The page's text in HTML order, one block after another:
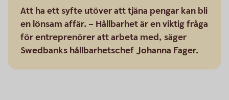
Att ha ett syfte utöver att tjäna pengar kan bli
en lönsam affär. – Hållbarhet är en viktig fråga
för entreprenörer att arbeta med, säger
Swedbanks hållbarhetschef Johanna Fager.